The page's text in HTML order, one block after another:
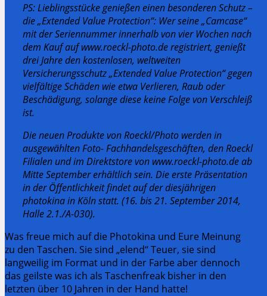
PS: Lieblingsstücke genießen einen besonderen Schutz –
die „Extended Value Protection“: Wer seine „Camcase“
mit der Seriennummer innerhalb von vier Wochen nach
dem Kauf auf www.roeckl-photo.de registriert, genießt
drei Jahre den kostenlosen, weltweiten
Versicherungsschutz „Extended Value Protection“ gegen
vielfältige Schäden wie etwa Verlieren, Raub oder
Beschädigung, solange diese keine Folge von Verschleiß
ist.
Die neuen Produkte von Roeckl/Photo werden in
ausgewählten Foto- Fachhandelsgeschäften, den Roeckl
Filialen und im Direktstore von www.roeckl-photo.de ab
Mitte September erhältlich sein. Die erste Präsentation
in der Öffentlichkeit findet auf der diesjährigen
photokina in Köln statt. (16. bis 21. September 2014,
Halle 2.1./A-030).
Was freue mich auf die Photokina und Eure Meinung
zu den Taschen. Sie sind „elend“ Teuer, sie sind
langweilig im Format und in der Farbe aber dennoch
das geilste was ich als Taschenfreak bisher in den
letzten über 10 Jahren in der Hand hatte!